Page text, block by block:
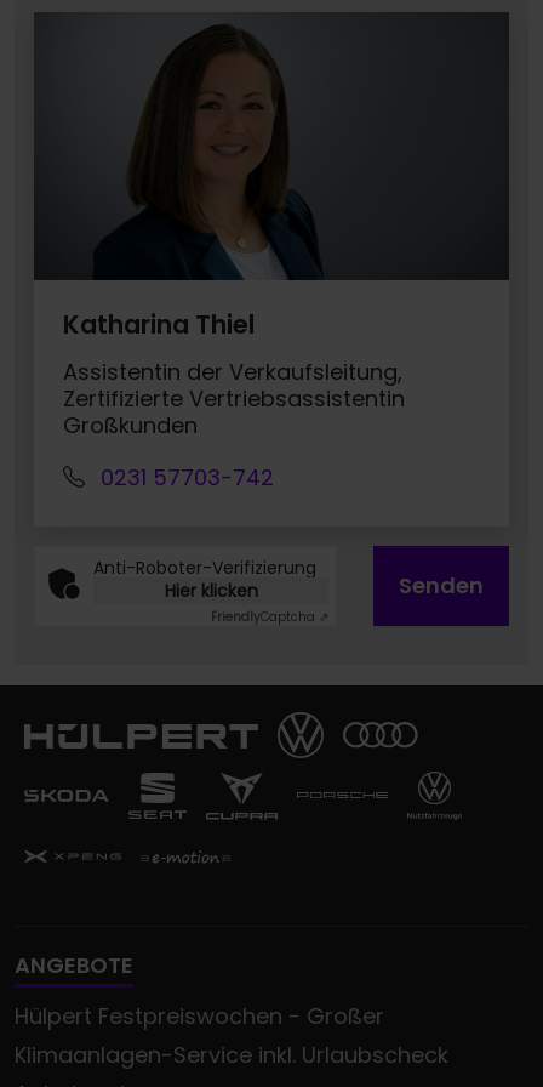
Katharina Thiel
Assistentin der Verkaufsleitung,
Zertifizierte Vertriebsassistentin
Großkunden
0231 57703-742
Anti-Roboter-Verifizierung
Hier klicken
FriendlyCaptcha ⇗
Senden
ANGEBOTE
Hülpert Festpreiswochen - Großer
Klimaanlagen-Service inkl. Urlaubscheck